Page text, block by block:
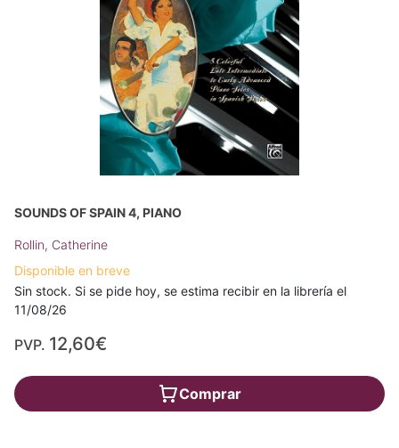
SOUNDS OF SPAIN 4, PIANO
Rollin, Catherine
Disponible en breve
Sin stock. Si se pide hoy, se estima recibir en la librería el
11/08/26
PVP. 12,60€
Comprar